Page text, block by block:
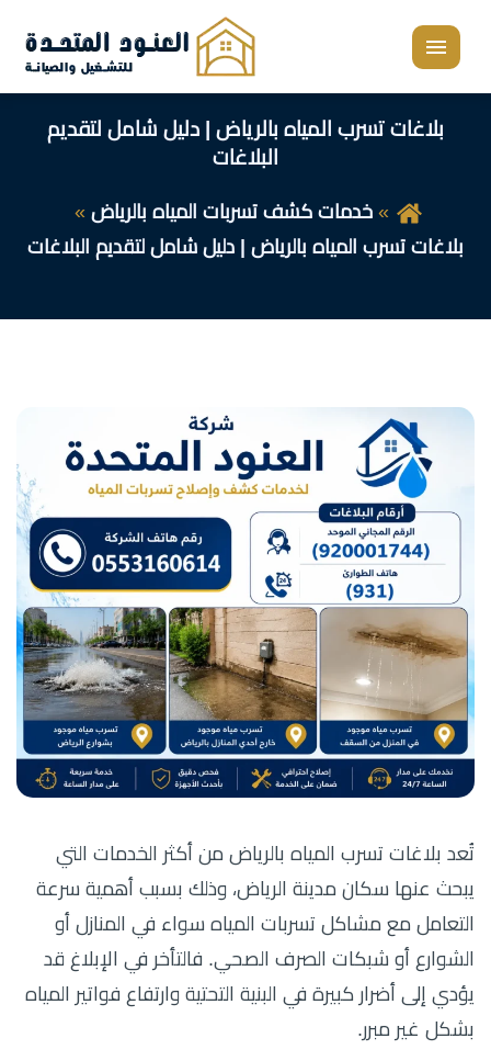
القائمة
بلاغات تسرب المياه بالرياض | دليل شامل لتقديم
البلاغات
خدمات كشف تسربات المياه بالرياض
بلاغات تسرب المياه بالرياض | دليل شامل لتقديم البلاغات
تُعد بلاغات تسرب المياه بالرياض من أكثر الخدمات التي
يبحث عنها سكان مدينة الرياض، وذلك بسبب أهمية سرعة
التعامل مع مشاكل تسربات المياه سواء في المنازل أو
الشوارع أو شبكات الصرف الصحي. فالتأخر في الإبلاغ قد
يؤدي إلى أضرار كبيرة في البنية التحتية وارتفاع فواتير المياه
بشكل غير مبرر.